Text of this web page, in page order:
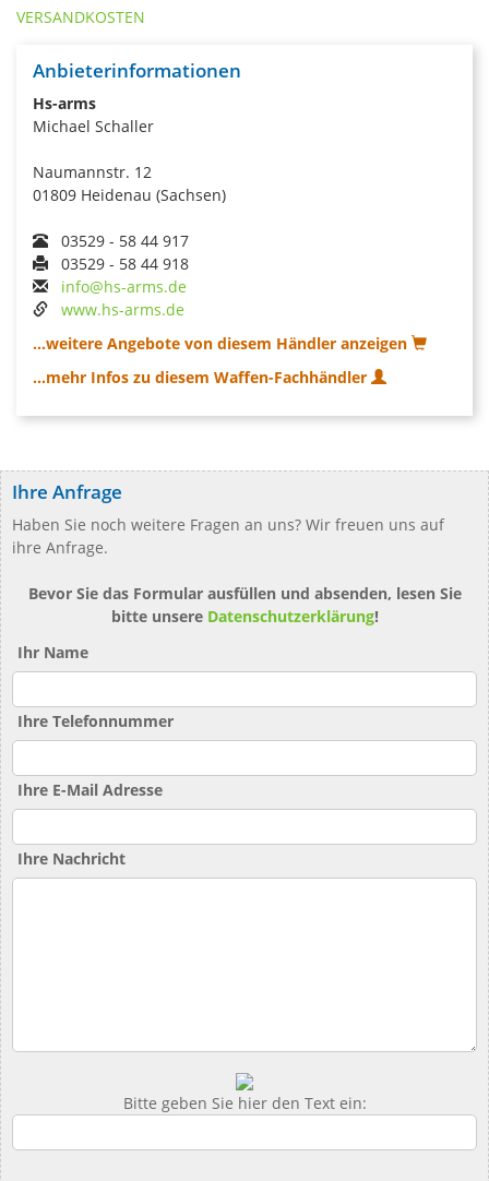
VERSANDKOSTEN
Anbieterinformationen
Hs-arms
Michael Schaller
Naumannstr. 12
01809 Heidenau (Sachsen)
03529 - 58 44 917
03529 - 58 44 918
info@hs-arms.de
www.hs-arms.de
...weitere Angebote von diesem Händler anzeigen
...mehr Infos zu diesem Waffen-Fachhändler
Ihre Anfrage
Haben Sie noch weitere Fragen an uns? Wir freuen uns auf
ihre Anfrage.
Bevor Sie das Formular ausfüllen und absenden, lesen Sie
bitte unsere Datenschutzerklärung!
Ihr Name
Ihre Telefonnummer
Ihre E-Mail Adresse
Ihre Nachricht
Bitte geben Sie hier den Text ein: